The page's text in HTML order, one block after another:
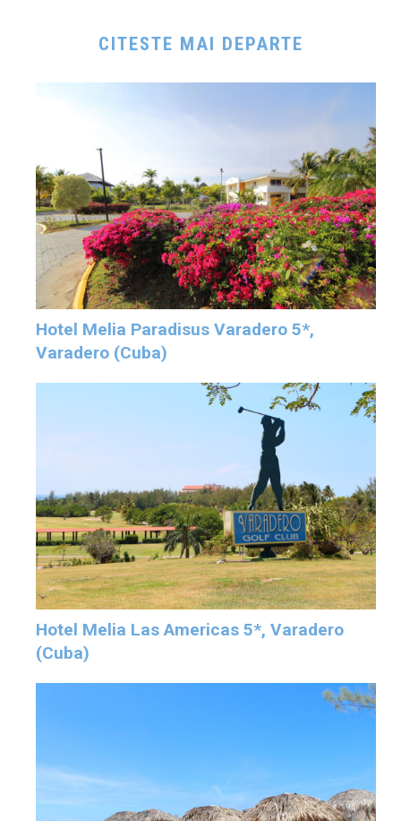
CITESTE MAI DEPARTE
Hotel Melia Paradisus Varadero 5*,
Varadero (Cuba)
Hotel Melia Las Americas 5*, Varadero
(Cuba)